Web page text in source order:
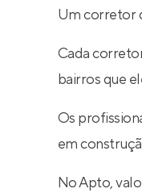
Um corretor
Cada
bairros que
Os
em
No Apto,